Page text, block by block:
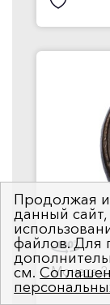
Монета
Продолжая
данный
файлов. Для
см.